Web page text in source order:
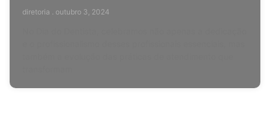
diretoria outubro 3, 2024